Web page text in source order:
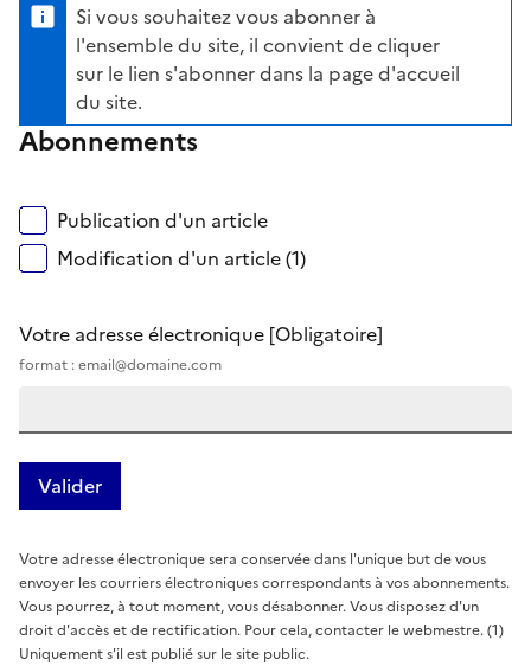
Si vous souhaitez vous abonner à
l'ensemble du site, il convient de cliquer
sur le lien s'abonner dans la page d'accueil
du site.
Abonnements
Publication d'un article
Modification d'un article (1)
Votre adresse électronique [Obligatoire]
format : email@domaine.com
Votre adresse électronique sera conservée dans l'unique but de vous
envoyer les courriers électroniques correspondants à vos abonnements.
Vous pourrez, à tout moment, vous désabonner. Vous disposez d'un
droit d'accès et de rectification. Pour cela, contacter le webmestre. (1)
Uniquement s'il est publié sur le site public.